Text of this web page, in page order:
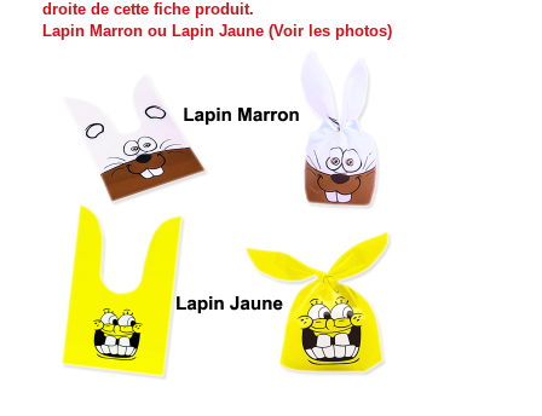
droite de cette fiche produit.
Lapin Marron ou Lapin Jaune (Voir les photos)